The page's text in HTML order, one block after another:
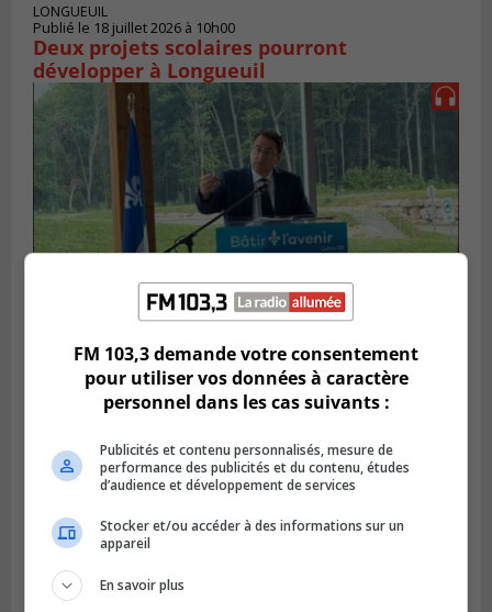
LONGUEUIL
Publié le 18 juillet 2026 à 10h00
Deux projets scolaires pourront
développer à Longueuil
SAINT-HUBERT
Publié le 14 juillet 2026 à 04h58
L’ÉNA de Saint-Hubert pourrait vivre une
forte croissance
FM 103,3 demande votre consentement
pour utiliser vos données à caractère
personnel dans les cas suivants :
Publicités et contenu personnalisés, mesure de
performance des publicités et du contenu, études
d’audience et développement de services
Stocker et/ou accéder à des informations sur un
appareil
En savoir plus